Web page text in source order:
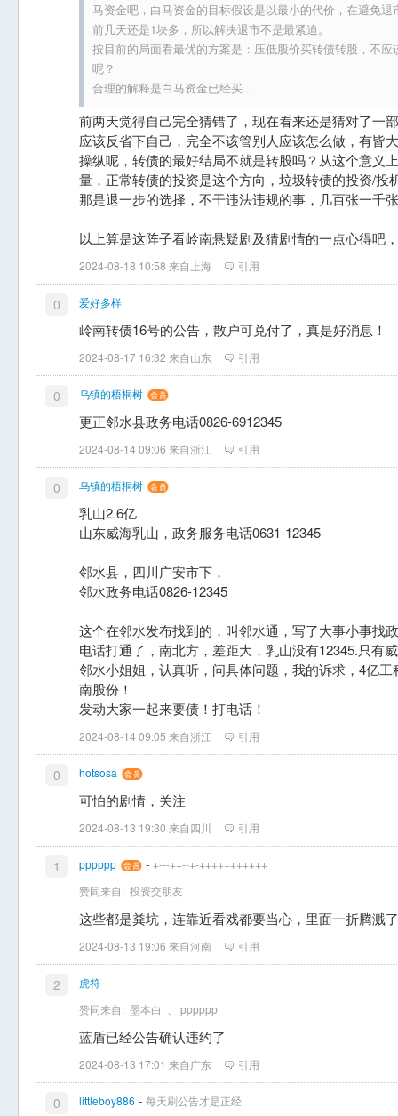
马资金吧，白马资金的目标假设是以最小的代价，在避免
前几天还是1块多，所以解决退市不是最紧迫。
按目前的局面看最优的方案是：压低股价买转债转股，不
呢？
合理的解释是白马资金已经买...
前两天觉得自己完全猜错了，现在看来还是猜对了一
应该反省下自己，完全不该管别人应该怎么做，有皆
操纵呢，转债的最好结局不就是转股吗？从这个意义
量，正常转债的投资是这个方向，垃圾转债的投资/投
那是退一步的选择，不干违法违规的事，几百张一千
以上算是这阵子看岭南悬疑剧及猜剧情的一点心得吧
2024-08-18 10:58 来自上海 引用
0 爱好多样
岭南转债16号的公告，散户可兑付了，真是好消息！
2024-08-17 16:32 来自山东 引用
0 乌镇的梧桐树
更正邻水县政务电话0826-6912345
2024-08-14 09:06 来自浙江 引用
0 乌镇的梧桐树
乳山2.6亿
山东威海乳山，政务服务电话0631-12345
邻水县，四川广安市下，
邻水政务电话0826-12345
这个在邻水发布找到的，叫邻水通，写了大事小事找
电话打通了，南北方，差距大，乳山没有12345.只有
邻水小姐姐，认真听，问具体问题，我的诉求，4亿
南股份！
发动大家一起来要债！打电话！
2024-08-14 09:05 来自浙江 引用
0 hotsosa
可怕的剧情，关注
2024-08-13 19:30 来自四川 引用
1 pppppp - +---++--+-+++++++++++
赞同来自: 投资交朋友
这些都是粪坑，连靠近看戏都要当心，里面一折腾溅
2024-08-13 19:06 来自河南 引用
2
虎符
赞同来自: 墨本白 pppppp
蓝盾已经公告确认违约了
2024-08-13 17:01 来自广东 引用
0 littleboy886 - 每天刷公告才是正经